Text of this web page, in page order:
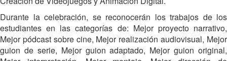
Durante la celebración, se reconocerán los trabajos de los
estudiantes en las categorías de: Mejor proyecto narrativo,
Mejor pódcast sobre cine, Mejor realización audiovisual, Mejor
guion de serie, Mejor guion adaptado, Mejor guion original,